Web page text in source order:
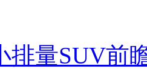
排量SUV前